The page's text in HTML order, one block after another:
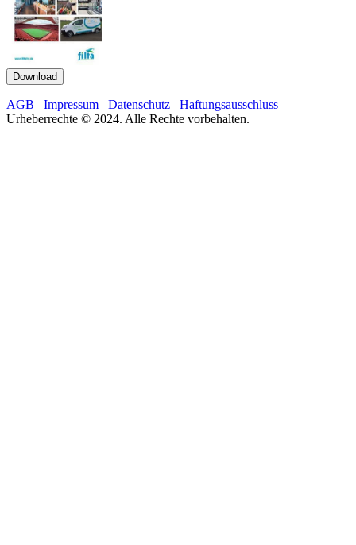
Download
AGB Impressum Datenschutz Haftungsausschluss
Urheberrechte © 2024. Alle Rechte vorbehalten.